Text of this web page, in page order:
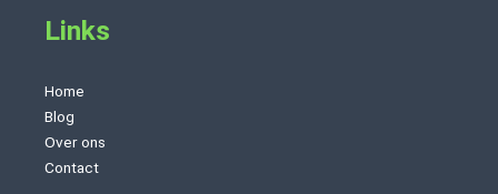
Links
Home
Blog
Over ons
Contact